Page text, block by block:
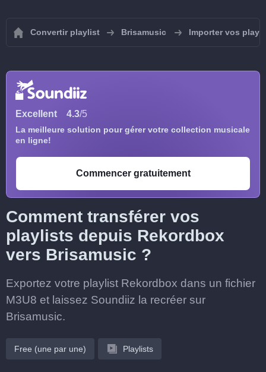
Convertir playlist Brisamusic Importer vos
Excellent 4.3/5
La meilleure solution pour gérer votre collection musicale
en ligne!
Commencer gratuitement
Comment transférer vos
playlists depuis Rekordbox
vers Brisamusic ?
Exportez votre playlist Rekordbox dans un fichier
M3U8 et laissez Soundiiz la recréer sur
Brisamusic.
Free (une par une) Playlists